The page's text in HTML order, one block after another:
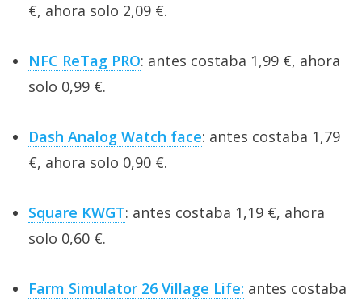
€, ahora solo 2,09 €.
NFC ReTag PRO: antes costaba 1,99 €, ahora
solo 0,99 €.
Dash Analog Watch face: antes costaba 1,79
€, ahora solo 0,90 €.
Square KWGT: antes costaba 1,19 €, ahora
solo 0,60 €.
Farm Simulator 26 Village Life: antes costaba